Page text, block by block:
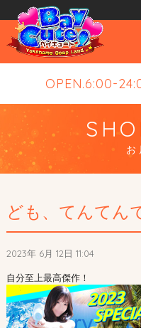
OPEN.6:00-
ども、てんてん
2023年 6月 12日 11:04
自分至上最高傑作！